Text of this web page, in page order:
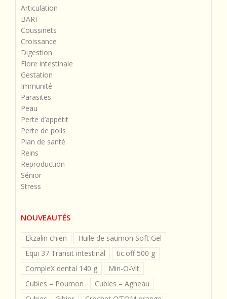
Articulation
BARF
Coussinets
Croissance
Digestion
Flore intestinale
Gestation
Immunité
Parasites
Peau
Perte d’appétit
Perte de poils
Plan de santé
Reins
Reproduction
Sénior
Stress
NOUVEAUTÉS
Ekzalin chien
Huile de saumon Soft Gel
Equi 37 Transit intestinal
tic.off 500 g
CompleX dental 140 g
Min-O-Vit
Cubies – Poumon
Cubies – Agneau